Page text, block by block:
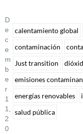
D
E
C
E
M
B
E
R
1
1,
2
0
calentamiento global
contaminación
Just transition
emisiones
energías renovables
salud pública